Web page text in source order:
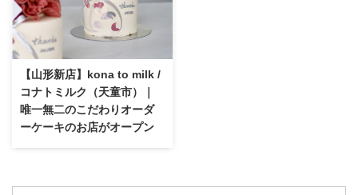
【山形新店】kona to milk /
コナトミルク（天童市）｜
唯一無二のこだわりオーダ
ーケーキのお店がオープン